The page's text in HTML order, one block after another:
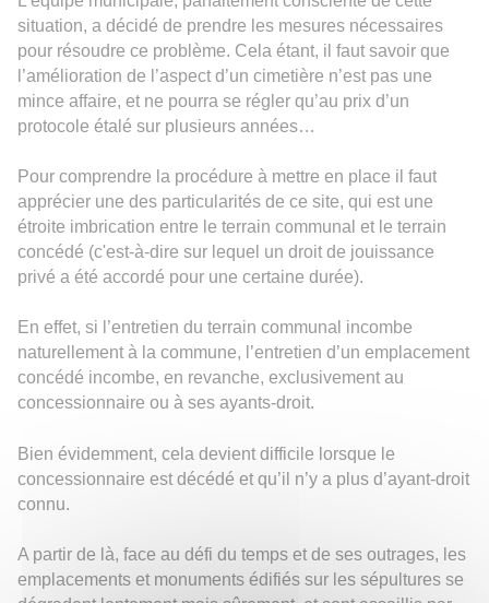
situation, a décidé de prendre les mesures nécessaires
pour résoudre ce problème. Cela étant, il faut savoir que
l’amélioration de l’aspect d’un cimetière n’est pas une
mince affaire, et ne pourra se régler qu’au prix d’un
protocole étalé sur plusieurs années…
Pour comprendre la procédure à mettre en place il faut
apprécier une des particularités de ce site, qui est une
étroite imbrication entre le terrain communal et le terrain
concédé (c'est-à-dire sur lequel un droit de jouissance
privé a été accordé pour une certaine durée).
En effet, si l’entretien du terrain communal incombe
naturellement à la commune, l’entretien d’un emplacement
concédé incombe, en revanche, exclusivement au
concessionnaire ou à ses ayants-droit.
Bien évidemment, cela devient difficile lorsque le
concessionnaire est décédé et qu’il n’y a plus d’ayant-droit
connu.
A partir de là, face au défi du temps et de ses outrages, les
emplacements et monuments édifiés sur les sépultures se